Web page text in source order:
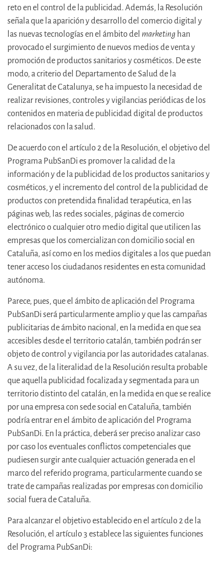
reto en el control de la publicidad. Además, la Resolución
señala que la aparición y desarrollo del comercio digital y
las nuevas tecnologías en el ámbito del marketing han
provocado el surgimiento de nuevos medios de venta y
promoción de productos sanitarios y cosméticos. De este
modo, a criterio del Departamento de Salud de la
Generalitat de Catalunya, se ha impuesto la necesidad de
realizar revisiones, controles y vigilancias periódicas de los
contenidos en materia de publicidad digital de productos
relacionados con la salud.
De acuerdo con el artículo 2 de la Resolución, el objetivo del
Programa PubSanDi es promover la calidad de la
información y de la publicidad de los productos sanitarios y
cosméticos, y el incremento del control de la publicidad de
productos con pretendida finalidad terapéutica, en las
páginas web, las redes sociales, páginas de comercio
electrónico o cualquier otro medio digital que utilicen las
empresas que los comercializan con domicilio social en
Cataluña, así como en los medios digitales a los que puedan
tener acceso los ciudadanos residentes en esta comunidad
autónoma.
Parece, pues, que el ámbito de aplicación del Programa
PubSanDi será particularmente amplio y que las campañas
publicitarias de ámbito nacional, en la medida en que sea
accesibles desde el territorio catalán, también podrán ser
objeto de control y vigilancia por las autoridades catalanas.
A su vez, de la literalidad de la Resolución resulta probable
que aquella publicidad focalizada y segmentada para un
territorio distinto del catalán, en la medida en que se realice
por una empresa con sede social en Cataluña, también
podría entrar en el ámbito de aplicación del Programa
PubSanDi. En la práctica, deberá ser preciso analizar caso
por caso los eventuales conflictos competenciales que
pudiesen surgir ante cualquier actuación generada en el
marco del referido programa, particularmente cuando se
trate de campañas realizadas por empresas con domicilio
social fuera de Cataluña.
Para alcanzar el objetivo establecido en el artículo 2 de la
Resolución, el artículo 3 establece las siguientes funciones
del Programa PubSanDi: